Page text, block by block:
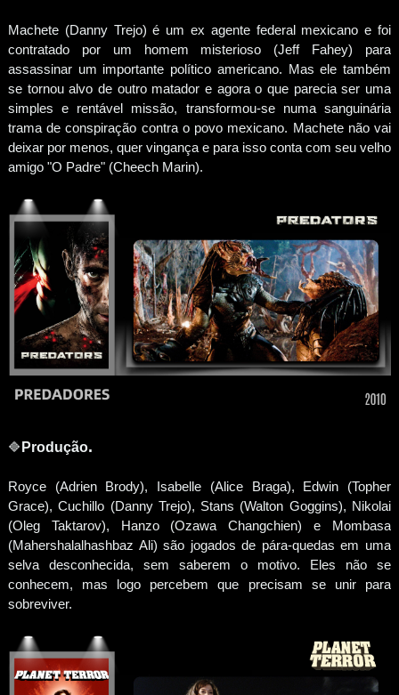
Machete (Danny Trejo) é um ex agente federal mexicano e foi
contratado por um homem misterioso (Jeff Fahey) para
assassinar um importante político americano. Mas ele também
se tornou alvo de outro matador e agora o que parecia ser uma
simples e rentável missão, transformou-se numa sanguinária
trama de conspiração contra o povo mexicano. Machete não vai
deixar por menos, quer vingança e para isso conta com seu velho
amigo "O Padre" (Cheech Marin).
🔷 Produção.
Royce (Adrien Brody), Isabelle (Alice Braga), Edwin (Topher
Grace), Cuchillo (Danny Trejo), Stans (Walton Goggins), Nikolai
(Oleg Taktarov), Hanzo (Ozawa Changchien) e Mombasa
(Mahershalalhashbaz Ali) são jogados de pára-quedas em uma
selva desconhecida, sem saberem o motivo. Eles não se
conhecem, mas logo percebem que precisam se unir para
sobreviver.